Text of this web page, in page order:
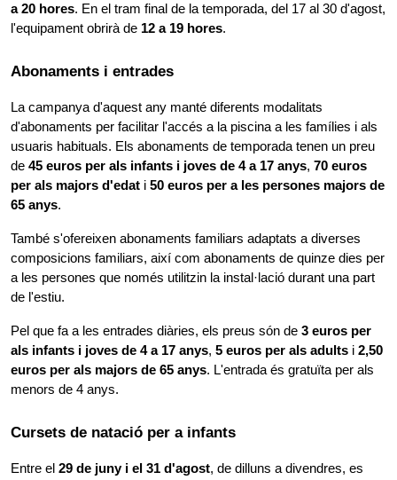
a 20 hores. En el tram final de la temporada, del 17 al 30 d'agost,
l'equipament obrirà de 12 a 19 hores.
Abonaments i entrades
La campanya d'aquest any manté diferents modalitats
d'abonaments per facilitar l'accés a la piscina a les famílies i als
usuaris habituals. Els abonaments de temporada tenen un preu
de 45 euros per als infants i joves de 4 a 17 anys, 70 euros
per als majors d'edat i 50 euros per a les persones majors de
65 anys.
També s'ofereixen abonaments familiars adaptats a diverses
composicions familiars, així com abonaments de quinze dies per
a les persones que només utilitzin la instal·lació durant una part
de l'estiu.
Pel que fa a les entrades diàries, els preus són de 3 euros per
als infants i joves de 4 a 17 anys, 5 euros per als adults i 2,50
euros per als majors de 65 anys. L'entrada és gratuïta per als
menors de 4 anys.
Cursets de natació per a infants
Entre el 29 de juny i el 31 d'agost, de dilluns a divendres, es